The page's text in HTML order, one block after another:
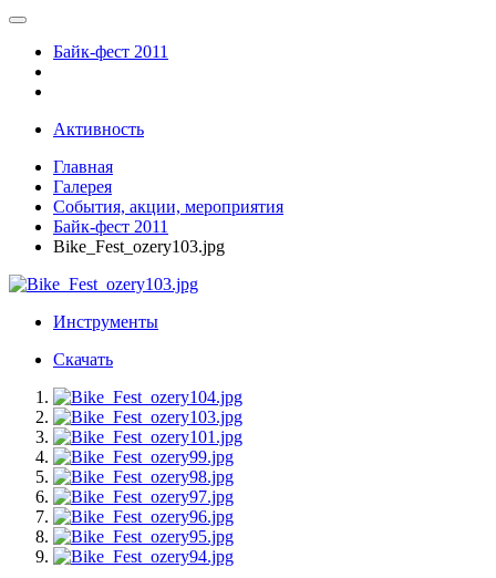
Байк-фест 2011
Активность
Главная
Галерея
События, акции, мероприятия
Байк-фест 2011
Bike_Fest_ozery103.jpg
Инструменты
Скачать